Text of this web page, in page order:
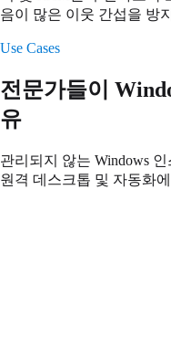
음이 많은 이웃 간섭을 방
Use Cases
전문가들이
유
관리되지 않는 Windows
원격 데스크톱 및 자동화